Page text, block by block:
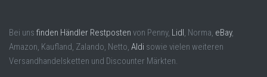
Bei uns finden Händler Restposten von Penny, Lidl, Norma, eBay,
Amazon, Kaufland, Zalando, Netto, Aldi sowie vielen weiteren
Versandhandelsketten und Discounter Märkten.